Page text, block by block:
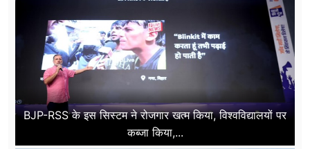
BJP-RSS के इस सिस्टम ने रोजगार खत्म किया, विश्वविद्यालयों पर
कब्जा किया,...